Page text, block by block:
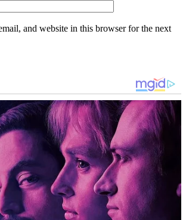
and website in this browser for the next